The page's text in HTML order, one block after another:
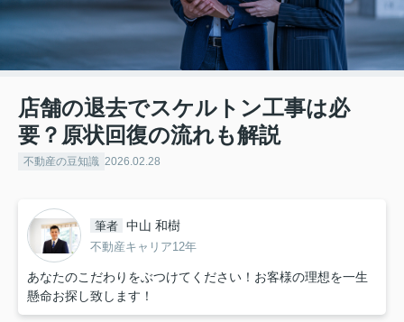
店舗の退去でスケルトン工事は必
要？原状回復の流れも解説
不動産の豆知識 2026.02.28
筆者 中山 和樹
不動産キャリア12年
あなたのこだわりをぶつけてください！お客様の理想を一生
懸命お探し致します！